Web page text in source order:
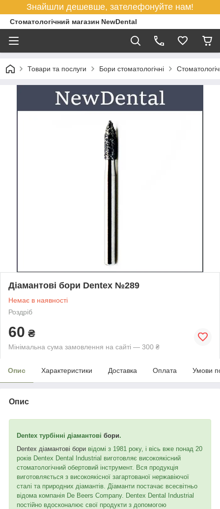
Знайшли дешевше, зателефонуйте нам!
Стоматологічний магазин NewDental
Товари та послуги Бори стоматологічні
Діамантові бори Dentex №289
Немає в наявності
Роздріб
60 ₴
Мінімальна сума замовлення на сайті — 300 ₴
Опис Характеристики Доставка Оплата Умови
Опис
Dentex турбінні діамантові бори.
Dentex діамантові бори відомі з 1981 року, і вісь вже понад 20
років Dentex Dental Industrial виготовляє високоякісний
стоматологічний обертовий інструмент. Вся продукція
виготовляється з високоякісної загартованої нержавіючої
сталі та природних діамантів. Діаманти постачає всесвітньо
відома компанія De Beers Company. Dentex Dental Industrial
постійно вдосконалює свої продукти з допомогою